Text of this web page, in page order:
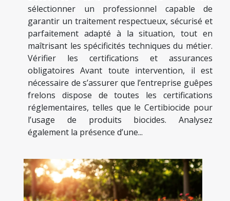
sélectionner un professionnel capable de
garantir un traitement respectueux, sécurisé et
parfaitement adapté à la situation, tout en
maîtrisant les spécificités techniques du métier.
Vérifier les certifications et assurances
obligatoires Avant toute intervention, il est
nécessaire de s’assurer que l’entreprise guêpes
frelons dispose de toutes les certifications
réglementaires, telles que le Certibiocide pour
l’usage de produits biocides. Analysez
également la présence d’une...